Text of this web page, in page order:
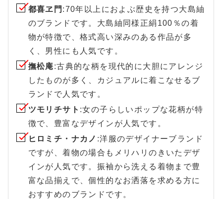
都喜ヱ門 :70年以上におよぶ歴史を持つ大島紬
のブランドです。大島紬同様正絹100％の着
物が特徴で、格式高い深みのある作品が多
く、男性にも人気です。
撫松庵:古典的な柄を現代的に大胆にアレンジ
したものが多く、カジュアルに着こなせるブ
ランドで人気です。
ツモリチサト :女の子らしいポップな花柄が特
徴で、豊富なデザインが人気です。
ヒロミチ・ナカノ :洋服のデザイナーブランド
ですが、着物の場合もメリハリのきいたデザ
インが人気です。振袖から洗える着物まで豊
富な品揃えで、個性的なお洒落を求める方に
おすすめのブランドです。